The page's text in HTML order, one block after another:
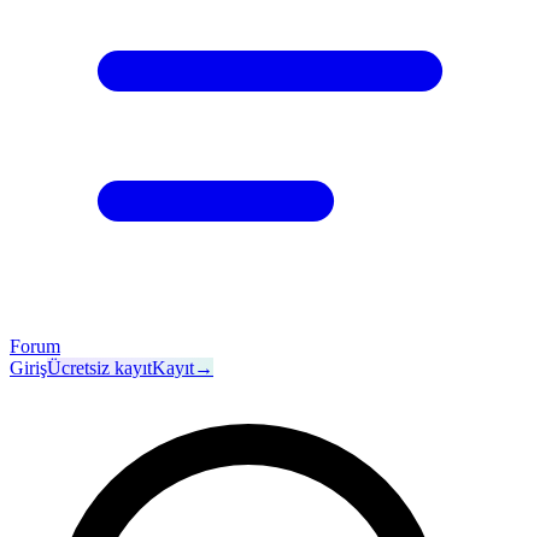
Forum
GirişÜcretsiz kayıtKayıt→